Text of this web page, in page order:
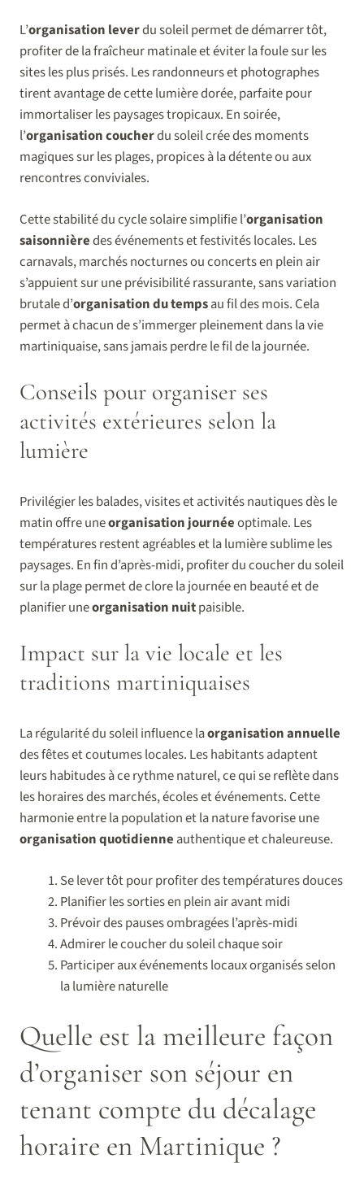
L’organisation leverdu soleil permet de démarrer tôt,
profiter de la fraîcheur matinale et éviter la foule sur les
sites les plus prisés. Les randonneurs et photographes
tirent avantage de cette lumière dorée, parfaite pour
immortaliser les paysages tropicaux. En soirée,
l’organisation coucherdu soleil crée des moments
magiques sur les plages, propices à la détente ou aux
rencontres conviviales.
Cette stabilité du cycle solaire simplifie l’organisation
saisonnièredes événements et festivités locales. Les
carnavals, marchés nocturnes ou concerts en plein air
s’appuient sur une prévisibilité rassurante, sans variation
brutale d’organisation du tempsau fil des mois. Cela
permet à chacun de s’immerger pleinement dans la vie
martiniquaise, sans jamais perdre le fil de la journée.
Conseils pour organiser ses
activités extérieures selon la
lumière
Privilégier les balades, visites et activités nautiques dès le
matin offre uneorganisation journéeoptimale. Les
températures restent agréables et la lumière sublime les
paysages. En fin d’après-midi, profiter du coucher du soleil
sur la plage permet de clore la journée en beauté et de
planifier uneorganisation nuitpaisible.
Impact sur la vie locale et les
traditions martiniquaises
La régularité du soleil influence laorganisation annuelle
des fêtes et coutumes locales. Les habitants adaptent
leurs habitudes à ce rythme naturel, ce qui se reflète dans
les horaires des marchés, écoles et événements. Cette
harmonie entre la population et la nature favorise une
organisation quotidienne authentique et chaleureuse.
Se lever tôt pour profiter des températures douces
Planifier les sorties en plein air avant midi
Prévoir des pauses ombragées l’après-midi
Admirer le coucher du soleil chaque soir
Participer aux événements locaux organisés selon
la lumière naturelle
Quelle est la meilleure façon
d’organiser son séjour en
tenant compte du décalage
horaire en Martinique ?